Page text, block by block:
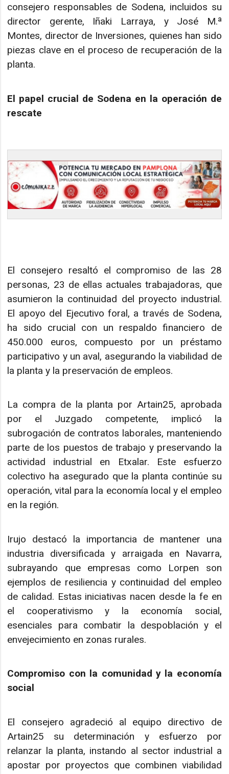
consejero responsables de Sodena, incluidos su
director gerente, Iñaki Larraya, y José M.ª
Montes, director de Inversiones, quienes han sido
piezas clave en el proceso de recuperación de la
planta.
El papel crucial de Sodena en la operación de
rescate
El consejero resaltó el compromiso de las 28
personas, 23 de ellas actuales trabajadoras, que
asumieron la continuidad del proyecto industrial.
El apoyo del Ejecutivo foral, a través de Sodena,
ha sido crucial con un respaldo financiero de
450.000 euros, compuesto por un préstamo
participativo y un aval, asegurando la viabilidad de
la planta y la preservación de empleos.
La compra de la planta por Artain25, aprobada
por el Juzgado competente, implicó la
subrogación de contratos laborales, manteniendo
parte de los puestos de trabajo y preservando la
actividad industrial en Etxalar. Este esfuerzo
colectivo ha asegurado que la planta continúe su
operación, vital para la economía local y el empleo
en la región.
Irujo destacó la importancia de mantener una
industria diversificada y arraigada en Navarra,
subrayando que empresas como Lorpen son
ejemplos de resiliencia y continuidad del empleo
de calidad. Estas iniciativas nacen desde la fe en
el cooperativismo y la economía social,
esenciales para combatir la despoblación y el
envejecimiento en zonas rurales.
Compromiso con la comunidad y la economía
social
El consejero agradeció al equipo directivo de
Artain25 su determinación y esfuerzo por
relanzar la planta, instando al sector industrial a
apostar por proyectos que combinen viabilidad